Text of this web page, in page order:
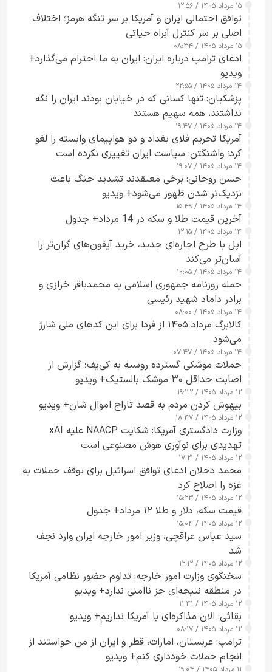
۱۵ مرداد ۱۴۰۵ / ۱۲:۵۶
توافق احتمالی ایران و آمریکا بر سر تنگه هرمز؛ اختلاف
اصلی بر سر کنترل آبراه حیاتی
۱۵ مرداد ۱۴۰۵ / ۰۸:۳۴
ادعای ترامپ درباره ایران: ایران به ما احترام می‌گذارد+
ویدیو
۱۴ مرداد ۱۴۰۵ / ۲۲:۵۵
پزشکیان: تنها کسانی که در خیابان بودند ایران را نگه
نداشتند، همه سهیم هستند
۱۴ مرداد ۱۴۰۵ / ۱۹:۴۷
آمریکا تحریم فلای بغداد و دو هواپیمای وابسته را لغو
کرد؛ واشنگتن: سیاست ایران تغییری نکرده است
۱۴ مرداد ۱۴۰۵ / ۱۹:۰۷
حسن روحانی: برخی معتقدند تشدید جنگ باعث
نزدیک‌تر شدن ظهور می‌شود+ ویدیو
۱۴ مرداد ۱۴۰۵ / ۱۵:۴۹
آخرین قیمت طلا و سکه در 14 مرداد+ جدول
۱۴ مرداد ۱۴۰۵ / ۱۲:۱۵
اپل با طرح اجاره‌ای جدید، خرید آیفون‌های گران‌تر را
آسان‌تر می‌کند
۱۴ مرداد ۱۴۰۵ / ۱۰:۰۵
حمله روزنامه جمهوری اسلامی به محمدباقر خرازی و
برادر داماد شهید رئیسی
۱۴ مرداد ۱۴۰۵ / ۰۸:۰۰
کالابرگ مرداد ۱۴۰۵ از فردا برای این کدهای ملی شارژ
می‌شود
۱۴ مرداد ۱۴۰۵ / ۰۷:۴۷
حملات موشکی گسترده روسیه به کی‌یف؛ گزارش از
اصابت حداقل ۳۰ موشک بالستیک+ ویدیو
۱۲ مرداد ۱۴۰۵ / ۱۹:۳۲
بیهوش کردن مردم به قصد تاراج اموال شان+ ویدیو
۱۲ مرداد ۱۴۰۵ / ۱۸:۴۷
وزارت دادگستری آمریکا: شکایت NAACP علیه xAI
تهدیدی برای نوآوری هوش مصنوعی است
۱۲ مرداد ۱۴۰۵ / ۱۷:۲۱
محمد دحلان ادعای توافق اسرائیل برای توقف حملات به
غزه را اصلاح کرد
۱۲ مرداد ۱۴۰۵ / ۱۵:۲۳
قیمت سکه، دلار و طلا ۱۲ مرداد+ جدول
۱۲ مرداد ۱۴۰۵ / ۱۵:۰۴
سید عباس عراقچی، وزیر امور خارجه ایران وارد نجف
شد
۱۲ مرداد ۱۴۰۵ / ۱۲:۱۲
سخنگوی وزارت امور خارجه: تداوم حضور نظامی آمریکا
در منطقه نتیجه‌ای جز ناامنی ندارد+ ویدیو
۱۲ مرداد ۱۴۰۵ / ۱۱:۴۱
بقائی: الان مذاکره‌ای با آمریکا نداریم+ ویدیو
۱۲ مرداد ۱۴۰۵ / ۰۸:۱۷
ترامپ: عربستان، امارات، قطر و ایران از من خواستند از
انجام حملات خودداری کنم+ ویدیو
۱۱ مرداد ۱۴۰۵ / ۱۹:۰۴